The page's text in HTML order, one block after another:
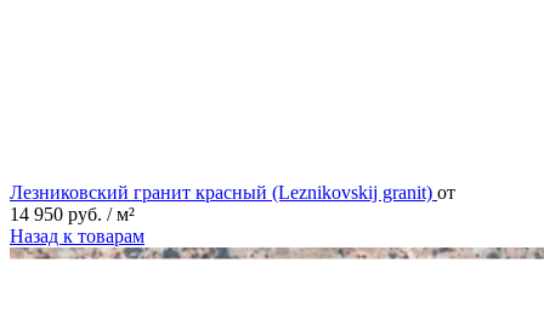
Лезниковский гранит красный (Leznikovskij granit) от
14 950 руб. / м²
Назад к товарам